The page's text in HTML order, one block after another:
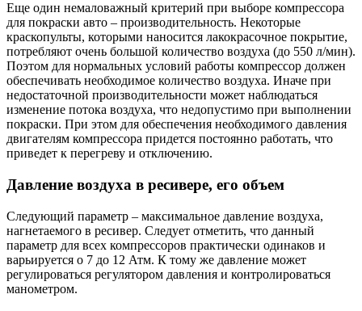
Еще один немаловажный критерий при выборе компрессора
для покраски авто – производительность. Некоторые
краскопульты, которыми наносится лакокрасочное покрытие,
потребляют очень большой количество воздуха (до 550 л/мин).
Поэтом для нормальных условий работы компрессор должен
обеспечивать необходимое количество воздуха. Иначе при
недостаточной производительности может наблюдаться
изменение потока воздуха, что недопустимо при выполнении
покраски. При этом для обеспечения необходимого давления
двигателям компрессора придется постоянно работать, что
приведет к перегреву и отключению.
Давление воздуха в ресивере, его объем
Следующий параметр – максимальное давление воздуха,
нагнетаемого в ресивер. Следует отметить, что данный
параметр для всех компрессоров практически одинаков и
варьируется о 7 до 12 Атм. К тому же давление может
регулироваться регулятором давления и контролироваться
манометром.